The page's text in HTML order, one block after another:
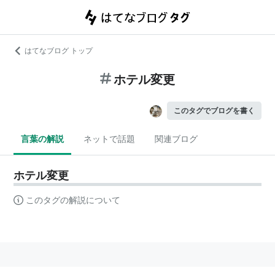
はてなブログ トップ
ホテル変更
このタグでブログを書く
言葉の解説 ネットで話題 関連ブログ
ホテル変更
このタグの解説について